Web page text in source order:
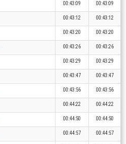
00:43:09 00:43:09
00:43:12 00:43:12
00:43:20 00:43:20
00:43:26 00:43:26
00:43:29 00:43:29
00:43:47 00:43:47
00:43:56 00:43:56
00:44:22 00:44:22
00:44:50 00:44:50
00:44:57 00:44:57